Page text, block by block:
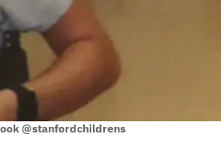
@stanfordchildrens